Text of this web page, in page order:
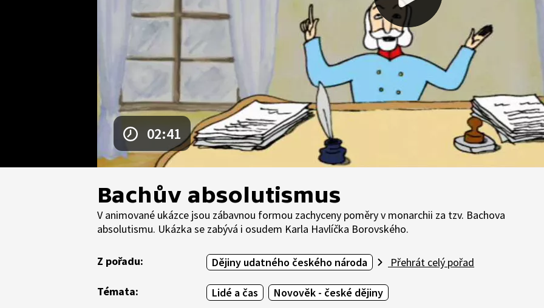
02:41
Bachův absolutismus
V animované ukázce jsou zábavnou formou zachyceny poměry v monarchii za tzv. Bachova
absolutismu. Ukázka se zabývá i osudem Karla Havlíčka Borovského.
Z pořadu: Dějiny udatného českého národa Přehrát celý pořad
Témata: Lidé a čas Novověk - české dějiny